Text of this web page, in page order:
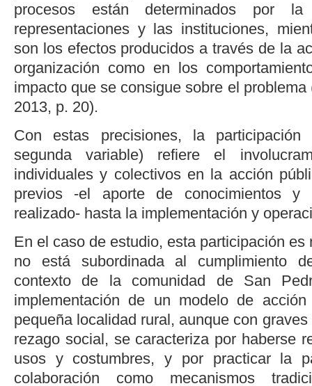
procesos están determinados por
representaciones y las instituciones,
son los efectos producidos a través de la
organización como en los
impacto que se consigue sobre el problema
2013, p. 20).
Con estas precisiones, la
segunda variable) refiere el
individuales y colectivos en la acción
previos -el aporte de conocimientos
realizado- hasta la implementación y
En el caso de estudio, esta participación es
no está subordinada al cumplimiento
contexto de la comunidad de San
implementación de un modelo de
pequeña localidad rural, aunque con
rezago social, se caracteriza por haberse
usos y costumbres, y por practicar la
colaboración como mecanismos